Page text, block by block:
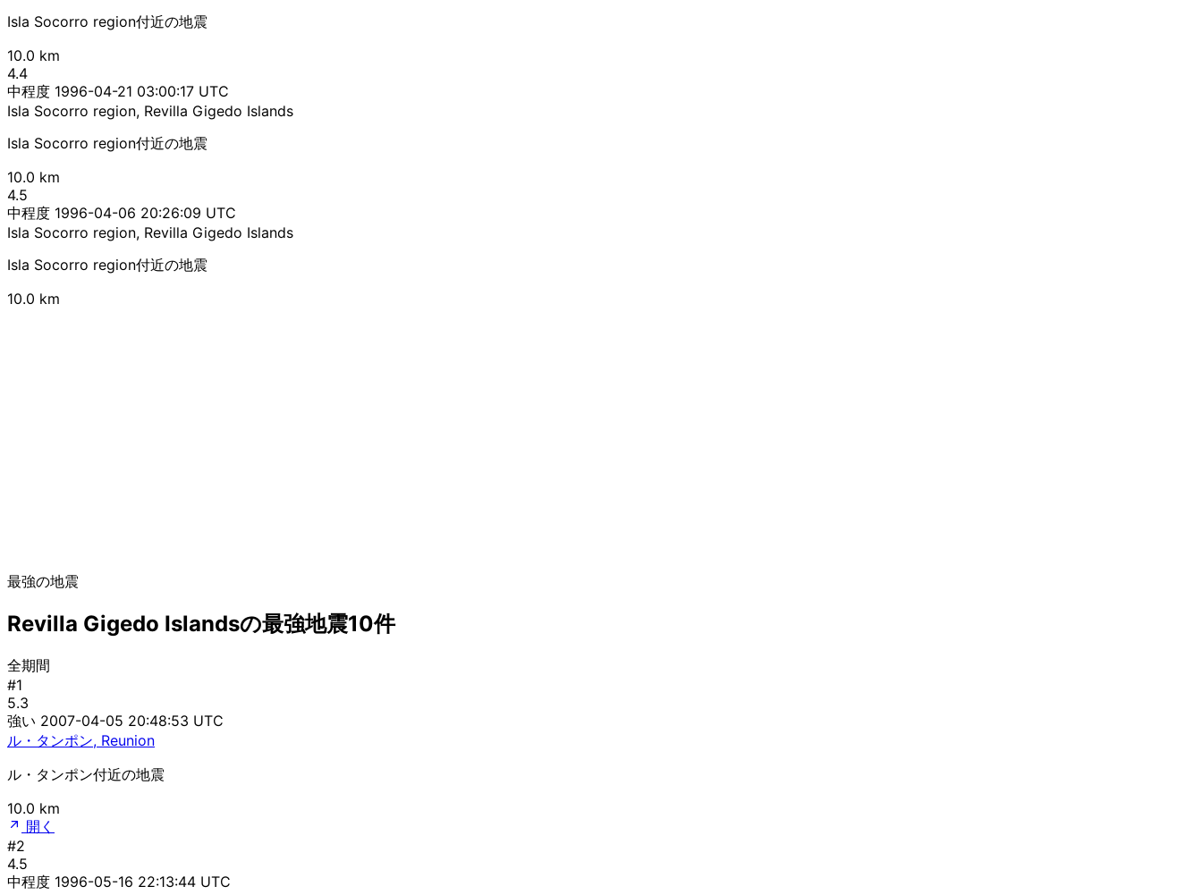
Isla Socorro region付近の地震
10.0 km
4.4
中程度 1996-04-21 03:00:17 UTC
Isla Socorro region, Revilla Gigedo Islands
Isla Socorro region付近の地震
10.0 km
4.5
中程度 1996-04-06 20:26:09 UTC
Isla Socorro region, Revilla Gigedo Islands
Isla Socorro region付近の地震
10.0 km
最強の地震
Revilla Gigedo Islandsの最強地震10件
全期間
#1
5.3
強い 2007-04-05 20:48:53 UTC
ル・タンポン, Reunion
ル・タンポン付近の地震
10.0 km
開く
#2
4.5
中程度 1996-05-16 22:13:44 UTC